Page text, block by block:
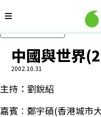
內容分類
中國與世界
2002.10.31
主持：劉銳紹
嘉賓︰鄭宇碩(香港城市